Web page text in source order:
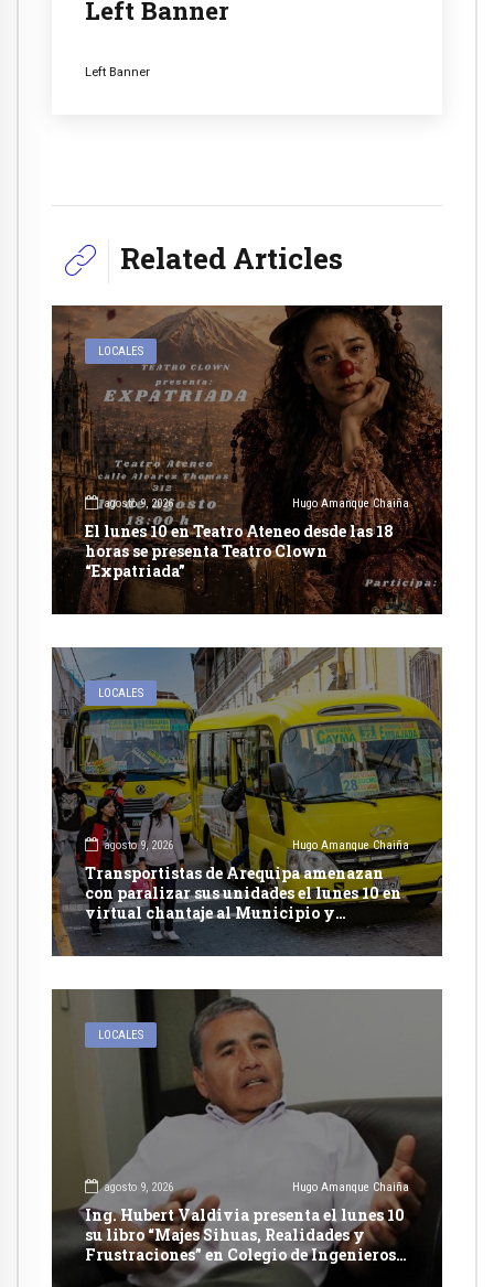
Left Banner
Left Banner
Related Articles
LOCALES
agosto 9, 2026 Hugo Amanque Chaiña
El lunes 10 en Teatro Ateneo desde las 18
horas se presenta Teatro Clown
“Expatriada”
LOCALES
agosto 9, 2026 Hugo Amanque Chaiña
Transportistas de Arequipa amenazan
con paralizar sus unidades el lunes 10 en
virtual chantaje al Municipio y
presionan con recurrir al arbitraje
LOCALES
agosto 9, 2026 Hugo Amanque Chaiña
Ing. Hubert Valdivia presenta el lunes 10
su libro “Majes Sihuas, Realidades y
Frustraciones” en Colegio de Ingenieros
de Arequipa